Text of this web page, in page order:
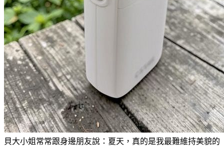
貝大小姐常常跟身邊朋友說：夏天，真的是我最難維持美貌的